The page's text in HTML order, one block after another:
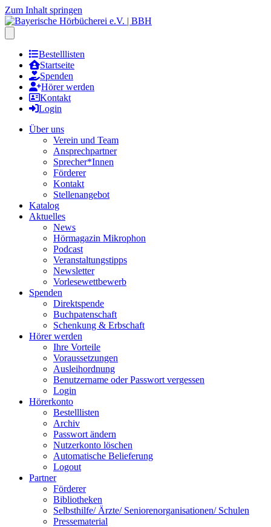
Zum Inhalt springen
Bestelllisten
Startseite
Spenden
Hörer werden
Kontakt
Login
Über uns
Verein und Team
Ansprechpartner
Sprecher*Innen
Förderer
Kontakt
Stellenangebot
Katalog
Aktuelles
News
Hörmagazin Mikrophon
Podcast
Veranstaltungstipps
Newsletter
Vorlesewettbewerb
Spenden
Direktspende
Buchpatenschaft
Schenkung & Erbschaft
Hörer werden
Ihre Vorteile
Voraussetzungen
Ausleihordnung
Benutzername oder Passwort vergessen
Login
Hörerkonto
Bestelllisten
Archiv
Passwort ändern
Nutzerkonto löschen
Automatische Belieferung
Logout
Partner
Förderer
Bibliotheken
Selbsthilfe/ Ärzte/ Seniorenorganisationen/ Schulen
Pressematerial